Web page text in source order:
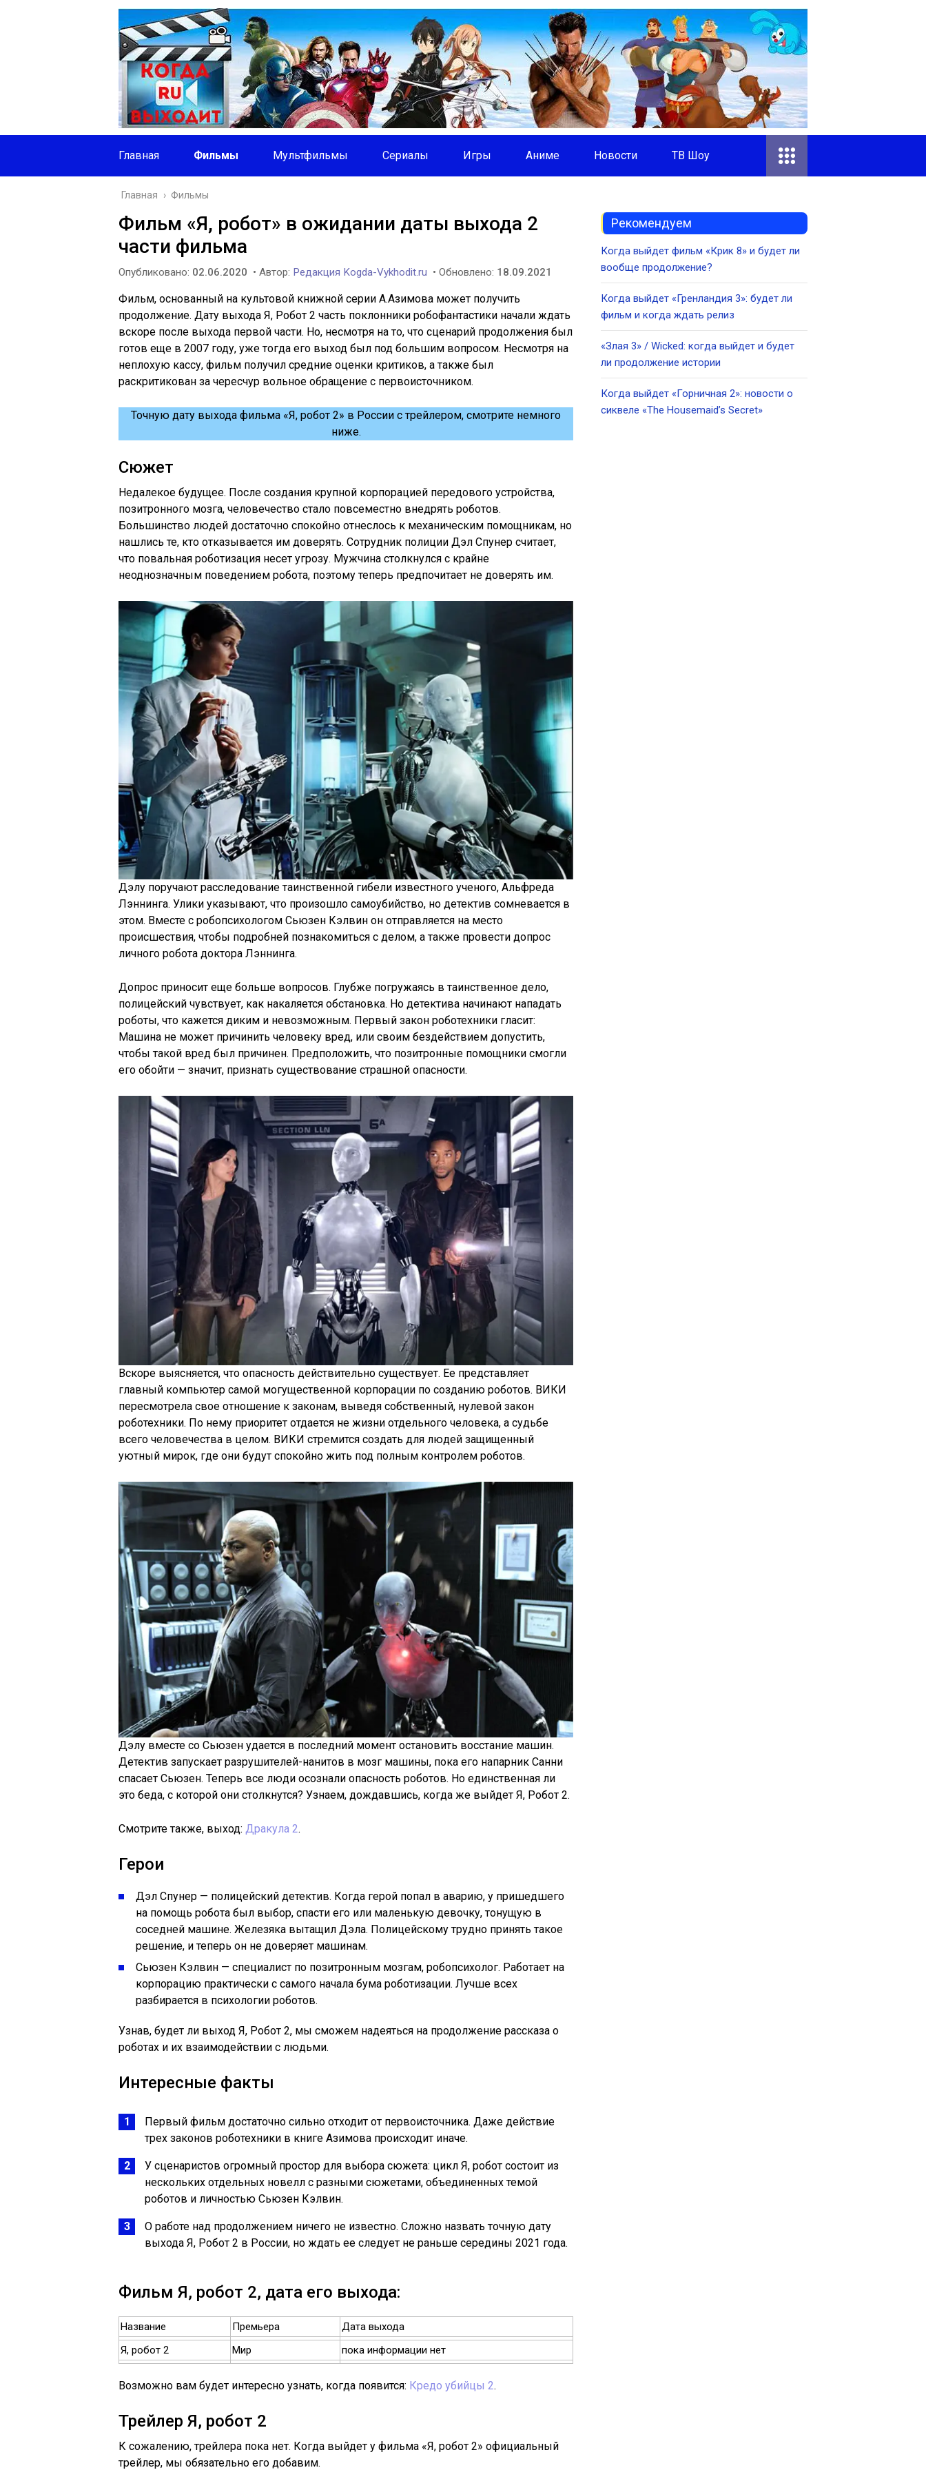
Главная Фильмы Мультфильмы Сериалы Игры Аниме Новости ТВ Шоу
Главная › Фильмы
Фильм «Я, робот» в ожидании даты выхода 2
части фильма
Опубликовано: 02.06.2020 • Автор: Редакция Kogda-Vykhodit.ru • Обновлено: 18.09.2021
Фильм, основанный на культовой книжной серии А.Азимова может получить
продолжение. Дату выхода Я, Робот 2 часть поклонники робофантастики начали ждать
вскоре после выхода первой части. Но, несмотря на то, что сценарий продолжения был
готов еще в 2007 году, уже тогда его выход был под большим вопросом. Несмотря на
неплохую кассу, фильм получил средние оценки критиков, а также был
раскритикован за чересчур вольное обращение с первоисточником.
Точную дату выхода фильма «Я, робот 2» в России с трейлером, смотрите немного
ниже.
Сюжет
Недалекое будущее. После создания крупной корпорацией передового устройства,
позитронного мозга, человечество стало повсеместно внедрять роботов.
Большинство людей достаточно спокойно отнеслось к механическим помощникам, но
нашлись те, кто отказывается им доверять. Сотрудник полиции Дэл Спунер считает,
что повальная роботизация несет угрозу. Мужчина столкнулся с крайне
неоднозначным поведением робота, поэтому теперь предпочитает не доверять им.
Дэлу поручают расследование таинственной гибели известного ученого, Альфреда
Лэннинга. Улики указывают, что произошло самоубийство, но детектив сомневается в
этом. Вместе с робопсихологом Сьюзен Кэлвин он отправляется на место
происшествия, чтобы подробней познакомиться с делом, а также провести допрос
личного робота доктора Лэннинга.
Допрос приносит еще больше вопросов. Глубже погружаясь в таинственное дело,
полицейский чувствует, как накаляется обстановка. Но детектива начинают нападать
роботы, что кажется диким и невозможным. Первый закон роботехники гласит:
Машина не может причинить человеку вред, или своим бездействием допустить,
чтобы такой вред был причинен. Предположить, что позитронные помощники смогли
его обойти — значит, признать существование страшной опасности.
Вскоре выясняется, что опасность действительно существует. Ее представляет
главный компьютер самой могущественной корпорации по созданию роботов. ВИКИ
пересмотрела свое отношение к законам, выведя собственный, нулевой закон
роботехники. По нему приоритет отдается не жизни отдельного человека, а судьбе
всего человечества в целом. ВИКИ стремится создать для людей защищенный
уютный мирок, где они будут спокойно жить под полным контролем роботов.
Дэлу вместе со Сьюзен удается в последний момент остановить восстание машин.
Детектив запускает разрушителей-нанитов в мозг машины, пока его напарник Санни
спасает Сьюзен. Теперь все люди осознали опасность роботов. Но единственная ли
это беда, с которой они столкнутся? Узнаем, дождавшись, когда же выйдет Я, Робот 2.
Смотрите также, выход: Дракула 2.
Герои
Дэл Спунер — полицейский детектив. Когда герой попал в аварию, у пришедшего
на помощь робота был выбор, спасти его или маленькую девочку, тонущую в
соседней машине. Железяка вытащил Дэла. Полицейскому трудно принять такое
решение, и теперь он не доверяет машинам.
Сьюзен Кэлвин — специалист по позитронным мозгам, робопсихолог. Работает на
корпорацию практически с самого начала бума роботизации. Лучше всех
разбирается в психологии роботов.
Узнав, будет ли выход Я, Робот 2, мы сможем надеяться на продолжение рассказа о
роботах и их взаимодействии с людьми.
Интересные факты
Первый фильм достаточно сильно отходит от первоисточника. Даже действие
трех законов роботехники в книге Азимова происходит иначе.
У сценаристов огромный простор для выбора сюжета: цикл Я, робот состоит из
нескольких отдельных новелл с разными сюжетами, объединенных темой
роботов и личностью Сьюзен Кэлвин.
О работе над продолжением ничего не известно. Сложно назвать точную дату
выхода Я, Робот 2 в России, но ждать ее следует не раньше середины 2021 года.
Фильм Я, робот 2, дата его выхода:
Название Премьера
Дата выхода
Я, робот 2
Мир пока информации нет
Возможно вам будет интересно узнать, когда появится: Кредо убийцы 2.
Трейлер Я, робот 2
К сожалению, трейлера пока нет. Когда выйдет у фильма «Я, робот 2» официальный
трейлер, мы обязательно его добавим.
Рекомендуем
Когда выйдет фильм «Крик 8» и будет ли
вообще продолжение?
Когда выйдет «Гренландия 3»: будет ли
фильм и когда ждать релиз
«Злая 3» / Wicked: когда выйдет и будет
ли продолжение истории
Когда выйдет «Горничная 2»: новости о
сиквеле «The Housemaid’s Secret»